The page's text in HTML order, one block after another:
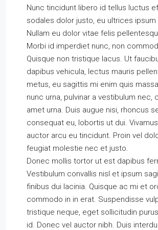
Nunc tincidunt libero id tellus luctus
sodales dolor justo, eu ultrices
Nullam eu dolor vitae felis
Morbi id imperdiet nunc, non
Quisque non tristique lacus. Ut
dapibus vehicula, lectus mauris
metus, eu sagittis mi enim quis
nunc urna, pulvinar a vestibulum nec,
amet urna. Duis augue nisi, rhoncus
consequat eu, lobortis ut dui.
auctor arcu eu tincidunt. Proin vel
feugiat molestie nec et justo.
Donec mollis tortor ut est dapibus
Vestibulum convallis nisl et ipsum
finibus dui lacinia. Quisque ac mi et
commodo in in erat. Suspendisse
tristique neque, eget sollicitudin
id. Donec vel auctor nibh. Duis